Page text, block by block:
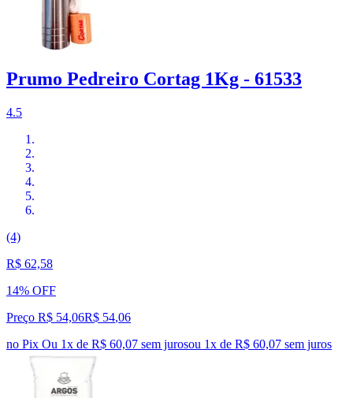
Prumo Pedreiro Cortag 1Kg - 61533
4.5
(4)
R$ 62,58
14% OFF
Preço R$ 54,06R$ 54,06
no Pix Ou 1x de R$ 60,07 sem jurosou 1x de R$ 60,07 sem juros